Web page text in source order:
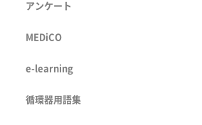
アンケート
MEDiCO
e-learning
循環器用語集